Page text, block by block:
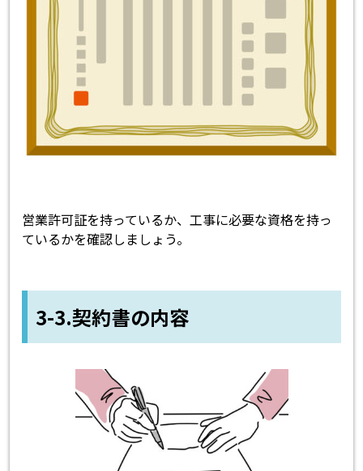
営業許可証を持っているか、工事に必要な資格を持っ
ているかを確認しましょう。
3-3.契約書の内容